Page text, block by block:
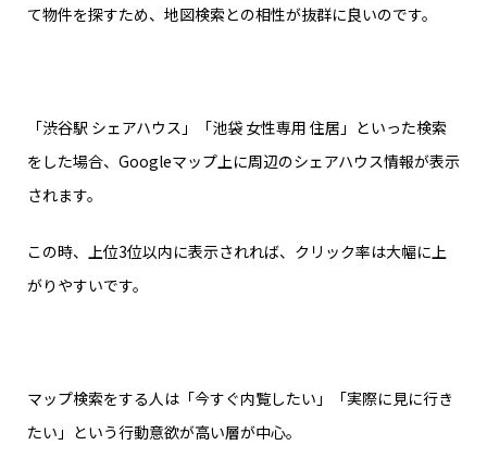
て物件を探すため、地図検索との相性が抜群に良いのです。
「渋谷駅 シェアハウス」「池袋 女性専用 住居」といった検索
をした場合、Googleマップ上に周辺のシェアハウス情報が表示
されます。
この時、上位3位以内に表示されれば、クリック率は大幅に上
がりやすいです。
マップ検索をする人は「今すぐ内覧したい」「実際に見に行き
たい」という行動意欲が高い層が中心。